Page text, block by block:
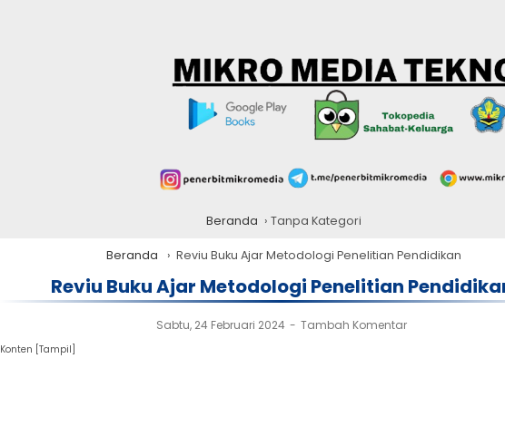
Beranda › Tanpa Kategori
Beranda › Reviu Buku Ajar Metodologi Penelitian Pendidikan
Reviu Buku Ajar Metodologi Penelitian
Sabtu, 24 Februari 2024 Tambah Komentar
Konten [ Tampil